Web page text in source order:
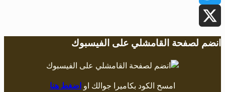
Twitter
X
انضم لصفحة القامشلي على الفيسبوك
امسح الكود بكاميرا جوالك او اضغط هنا